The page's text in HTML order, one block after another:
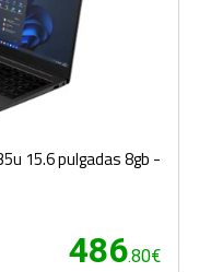
15.6 pulgadas 8gb -
486.80€